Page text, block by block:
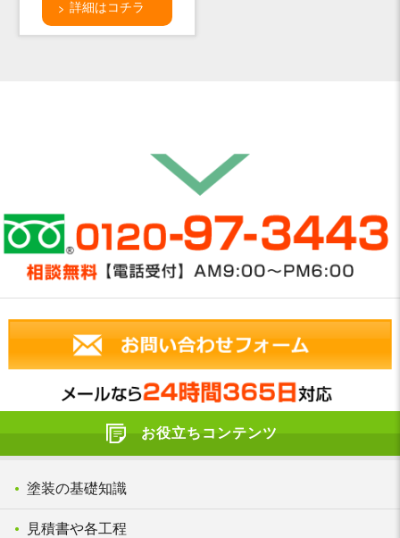
詳細はコチラ
お役立ちコンテンツ
塗装の基礎知識
見積書や各工程